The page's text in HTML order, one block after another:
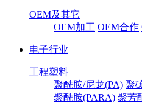
OEM及其它
OEM加工 OEM合作
电子行业
工程塑料
聚酰胺/尼龙(PA) 聚
聚酰胺(PARA) 聚芳